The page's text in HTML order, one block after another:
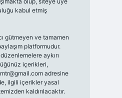
kabul etmiş
gütmeyen ve tamamen
platformudur.
aykırı
içerikleri,
adresine
ilgili içerikler yasal
kaldırılacaktır.